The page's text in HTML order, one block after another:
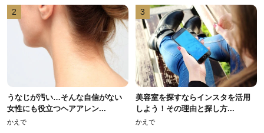
2
うなじが汚い…そんな自信がない
女性にも役立つヘアアレン...
かえで
3
美容室を探すならインスタを活用
しよう！その理由と探し方...
かえで